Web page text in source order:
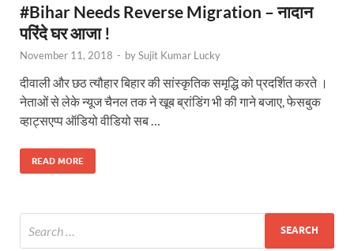
#Bihar Needs Reverse Migration – नादान
परिंदे घर आजा !
November 11, 2018 - bySujit Kumar Lucky
दीवाली और छठ त्यौहार बिहार की सांस्कृतिक समृद्धि को प्रदर्शित करते ।
नेताओं से लेके न्यूज चैनल तक ने खूब ब्रांडिंग भी की गाने बजाए, फेसबुक
व्हाट्सएप्प ऑडियो वीडियो सब …
READ MORE